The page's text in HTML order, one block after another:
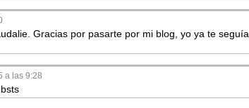
Gracias por pasarte por mi blog, yo ya te seguía.
a las 9:28